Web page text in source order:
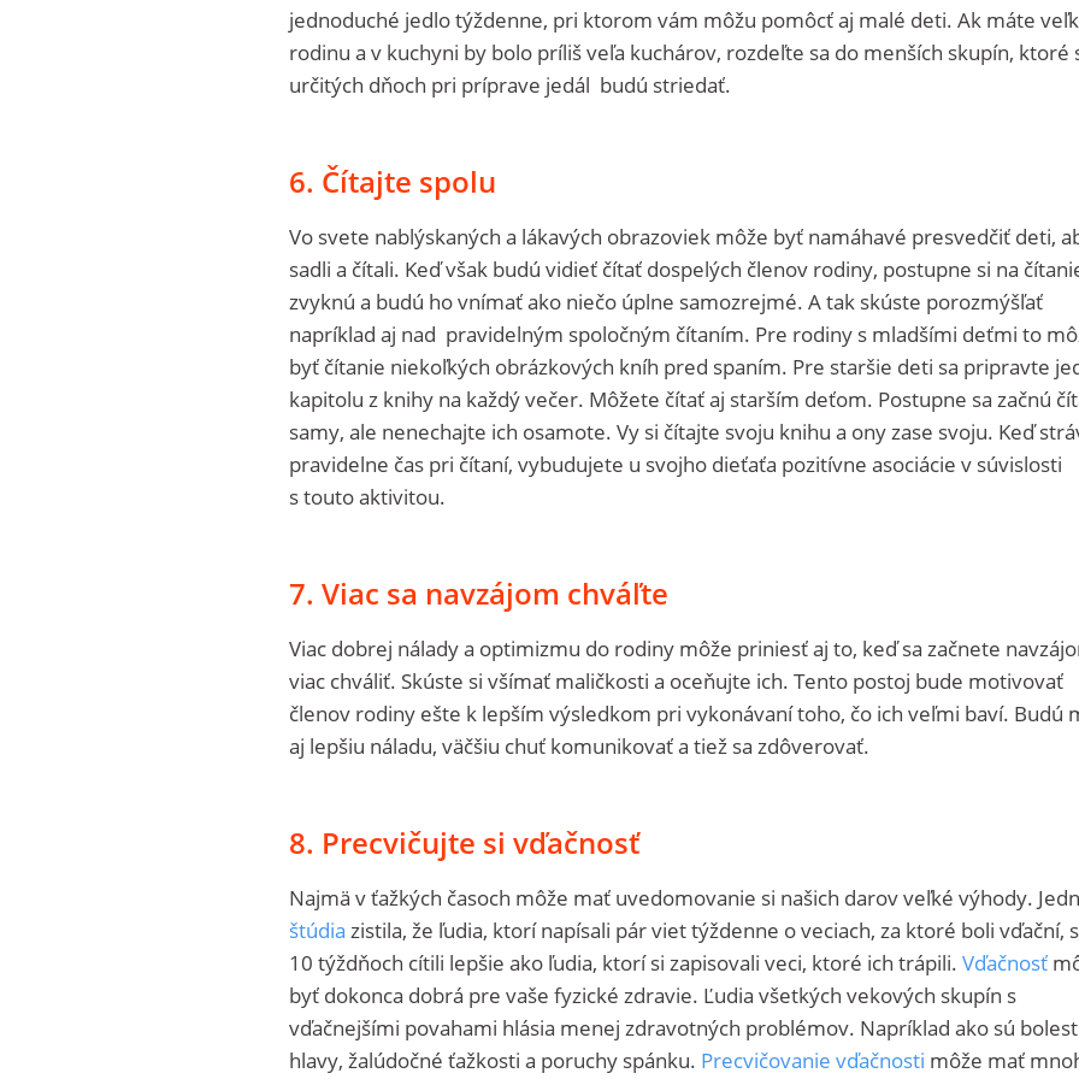
jednoduché jedlo týždenne, pri ktorom vám môžu pomôcť aj malé deti. Ak máte
rodinu a v kuchyni by bolo príliš veľa kuchárov, rozdeľte sa do menších skupín, ktoré
určitých dňoch pri príprave jedál budú striedať.
6. Čítajte spolu
Vo svete nablýskaných a lákavých obrazoviek môže byť namáhavé presvedčiť deti,
sadli a čítali. Keď však budú vidieť čítať dospelých členov rodiny, postupne si na
zvyknú a budú ho vnímať ako niečo úplne samozrejmé. A tak skúste porozmýšľať
napríklad aj nad pravidelným spoločným čítaním. Pre rodiny s mladšími deťmi to
byť čítanie niekoľkých obrázkových kníh pred spaním. Pre staršie deti sa pripravte
kapitolu z knihy na každý večer. Môžete čítať aj starším deťom. Postupne sa začnú
samy, ale nenechajte ich osamote. Vy si čítajte svoju knihu a ony zase svoju. Keď
pravidelne čas pri čítaní, vybudujete u svojho dieťaťa pozitívne asociácie v súvislosti
s touto aktivitou.
7. Viac sa navzájom chváľte
Viac dobrej nálady a optimizmu do rodiny môže priniesť aj to, keď sa začnete
viac chváliť. Skúste si všímať maličkosti a oceňujte ich. Tento postoj bude motivovať
členov rodiny ešte k lepším výsledkom pri vykonávaní toho, čo ich veľmi baví. Budú
aj lepšiu náladu, väčšiu chuť komunikovať a tiež sa zdôverovať.
8. Precvičujte si vďačnosť
Najmä v ťažkých časoch môže mať uvedomovanie si našich darov veľké výhody.
štúdia zistila, že ľudia, ktorí napísali pár viet týždenne o veciach, za ktoré boli vďační,
10 týždňoch cítili lepšie ako ľudia, ktorí si zapisovali veci, ktoré ich trápili. Vďačnosť
byť dokonca dobrá pre vaše fyzické zdravie. Ľudia všetkých vekových skupín s
vďačnejšími povahami hlásia menej zdravotných problémov. Napríklad ako sú
hlavy, žalúdočné ťažkosti a poruchy spánku. Precvičovanie vďačnosti môže mať